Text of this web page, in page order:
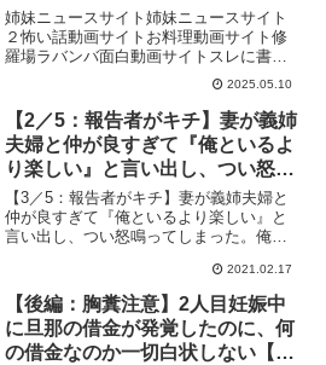
ら「社内イジメがあると通報があ
った」と言われ…→結果【ゆっく
り・面白いスレ】
姉妹ニュースサイト姉妹ニュースサイト
２怖い話動画サイトお料理動画サイト修
羅場ラバンバ面白動画サイトスレに書き
込むイッチ。一体何があったというの
ttp://toro.2ch.net/test/read.cgi/baby/13310
3...
2025.05.10
【2／5：報告者がキチ】妻が義姉
夫婦と仲が良すぎて『俺といるよ
り楽しい』と言い出し、つい怒鳴
ってしまった。俺は一馬力で1千
万近く稼いで家族の為に頑張って
るのに…【ママ達の修羅場】
【3／5：報告者がキチ】妻が義姉夫婦と
仲が良すぎて『俺といるより楽しい』と
言い出し、つい怒鳴ってしまった。俺は
ってるのに…【ママ達の修羅場】 2ちゃ
んねるに投稿された子供にまつわる修羅
場体験を動画にまと...
2021.02.17
【後編：胸糞注意】2人目妊娠中
に旦那の借金が発覚したのに、何
の借金なのか一切白状しない【マ